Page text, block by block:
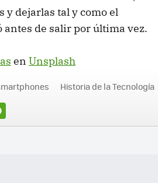
y dejarlas tal y como el
antes de salir por última vez.
en Unsplash
Historia de la Tecnología